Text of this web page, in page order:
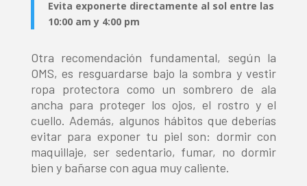
Evita exponerte directamente al sol entre las
10:00 am y 4:00 pm
Otra recomendación fundamental, según la
OMS, es resguardarse bajo la sombra y vestir
ropa protectora como un sombrero de ala
ancha para proteger los ojos, el rostro y el
cuello. Además, algunos hábitos que deberías
evitar para exponer tu piel son: dormir con
maquillaje, ser sedentario, fumar, no dormir
bien y bañarse con agua muy caliente.